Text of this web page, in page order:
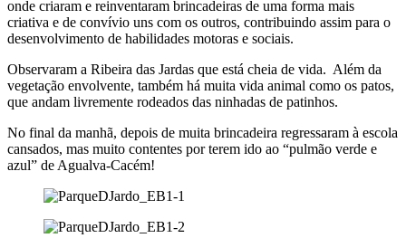
onde criaram e reinventaram brincadeiras de uma forma mais
criativa e de convívio uns com os outros, contribuindo assim para o
desenvolvimento de habilidades motoras e sociais.
Observaram a Ribeira das Jardas que está cheia de vida. Além da
vegetação envolvente, também há muita vida animal como os patos,
que andam livremente rodeados das ninhadas de patinhos.
No final da manhã, depois de muita brincadeira regressaram à escola
cansados, mas muito contentes por terem ido ao “pulmão verde e
azul” de Agualva-Cacém!